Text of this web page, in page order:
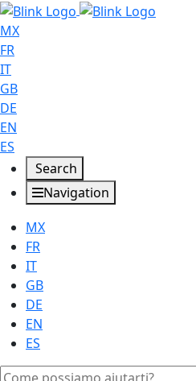
MX
FR
IT
GB
DE
EN
ES
Search
Navigation
MX
FR
IT
GB
DE
EN
ES